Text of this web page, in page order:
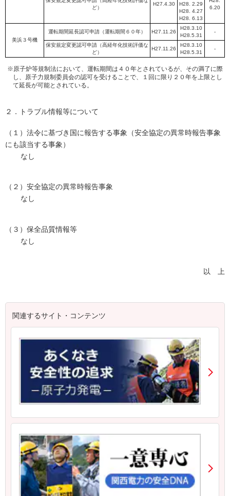
ど）
H27.4.30
H28. 2.29
H28. 4.27
H28. 6.13
6.20
美浜３号機
運転期間延長認可申請（運転期間６０年） H27.11.26
H28.3.10
H28.5.31
-
保安規定変更認可申請（高経年化技術評価な
ど）
H27.11.26
H28.3.10
H28.5.31
-
※原子炉等規制法において、運転期間は４０年とされているが、その満了に際
し、原子力規制委員会の認可を受けることで、１回に限り２０年を上限とし
て延長が可能とされている。
２．トラブル情報等について
（１）法令に基づき国に報告する事象（安全協定の異常時報告事象
にも該当する事象）
なし
（２）安全協定の異常時報告事象
なし
（３）保全品質情報等
なし
以 上
関連するサイト・コンテンツ